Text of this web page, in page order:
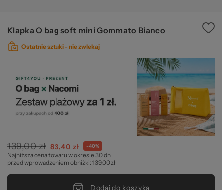
Klapka O bag soft mini Gommato Bianco
Ostatnie sztuki - nie zwlekaj
139,00 zł Cena
specjalna
83,40 zł -40%
Najniższa cena towaru w okresie 30 dni
przed wprowadzeniem obniżki: 139,00 zł
Dodaj do koszyka